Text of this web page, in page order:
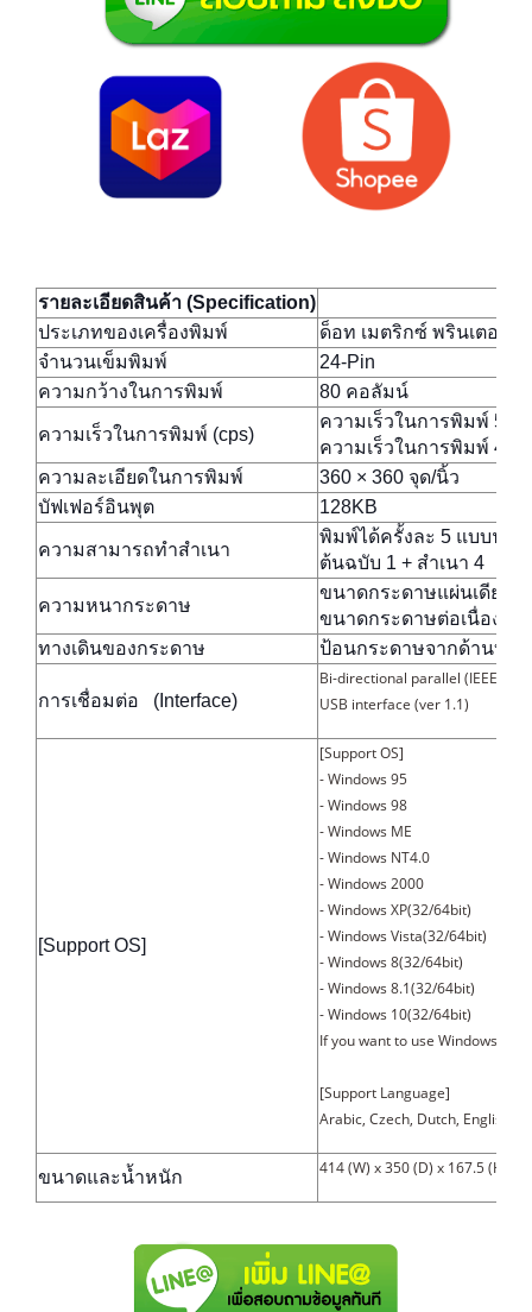
รายละเอียดสินค้า (Specification)
ประเภทของเครื่องพิมพ์
ด็อท เมตริกซ์ พรินเตอร์
จำนวนเข็มพิมพ์
24-Pin
ความกว้างในการพิมพ์
80 คอลัมน์
ความเร็วในการพิมพ์ (cps)
ความเร็วในการพิมพ์
ความเร็วในการพิมพ์
ความละเอียดในการพิมพ์
360 × 360 จุด/นิ้ว
บัฟเฟอร์อินพุต
128KB
ความสามารถทำสำเนา
พิมพ์ได้ครั้งละ 5 แบบฟอร์
ต้นฉบับ 1 + สำเนา 4
ความหนากระดาษ
ขนาดกระดาษแผ่นเดียว :
ขนาดกระดาษต่อเนื่อง :
ทางเดินของกระดาษ
ป้อนกระดาษจากด้านบน/
การเชื่อมต่อ (Interface)
Bi-directional parallel (IEEE-
USB interface (ver 1.1)
[Support OS]
[Support OS]
- Windows 95
- Windows 98
- Windows ME
- Windows NT4.0
- Windows 2000
- Windows XP(32/64bit)
- Windows Vista(32/64bit)
- Windows 8(32/64bit)
- Windows 8.1(32/64bit)
- Windows 10(32/64bit)
If you want to use Windows 7
[Support Language]
Arabic, Czech, Dutch, English,
ขนาดและน้ำหนัก 414 (W) x 350 (D) x 167.5 (H) ม